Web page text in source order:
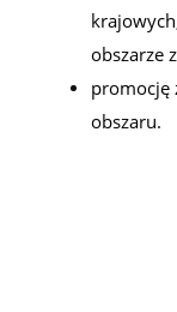
obszarze
promocję
obszaru.